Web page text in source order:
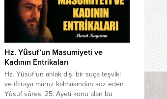
Hz. Yûsuf’un Masumiyeti ve
Kadının Entrikaları
Hz. Yûsuf’un ahlak dışı bir suça teşviki
ve iftiraya maruz kalmasından söz eden
Yûsuf sûresi 25. Ayeti konu alan bu